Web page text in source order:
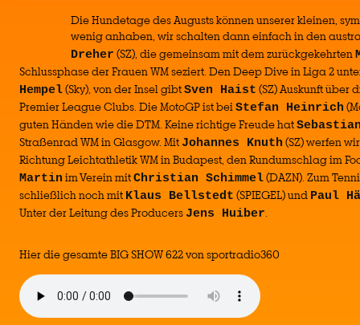
Die Hundetage des Augusts können unserer kleinen,
wenig anhaben, wir schalten dann einfach in den
Dreher (SZ), die gemeinsam mit dem zurückgekehrten
Schlussphase der Frauen WM seziert. Den Deep Dive in Liga 2
Hempel(Sky), von der Insel gibtSven Haist (SZ) Auskunft über
Premier League Clubs. Die MotoGP ist beiStefan Heinrich
guten Händen wie die DTM. Keine richtige Freude hat
Straßenrad WM in Glasgow. MitJohannes Knuth (SZ) werfen
Richtung Leichtathletik WM in Budapest, den Rundumschlag im
Martin im Verein mitChristian Schimmel(DAZN). Zum
schließlich noch mit Klaus Bellstedt (SPIEGEL) und Paul
Unter der Leitung des ProducersJens Huiber.
Hier die gesamte BIG SHOW 622 von sportradio360